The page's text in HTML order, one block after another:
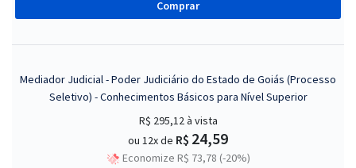
Comprar
Mediador Judicial - Poder Judiciário do Estado de Goiás (Processo
Seletivo) - Conhecimentos Básicos para Nível Superior
R$ 295,12à vista
ou 12x de R$ 24,59
Economize R$ 73,78 (-20%)